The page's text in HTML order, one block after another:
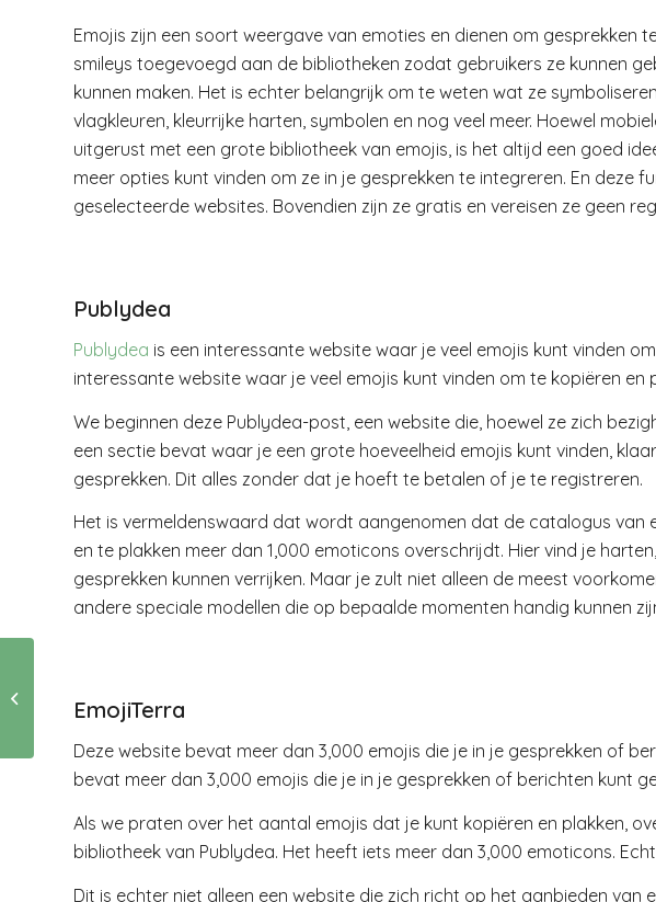
Emojis zijn een soort weergave van emoties en dienen om gesprekken
smileys toegevoegd aan de bibliotheken zodat gebruikers ze kunnen
kunnen maken. Het is echter belangrijk om te weten wat ze
vlagkleuren, kleurrijke harten, symbolen en nog veel meer. Hoewel
uitgerust met een grote bibliotheek van emojis, is het altijd een goed
meer opties kunt vinden om ze in je gesprekken te integreren. En deze
geselecteerde websites. Bovendien zijn ze gratis en vereisen ze geen
Publydea
Publydea is een interessante website waar je veel emojis kunt vinden
interessante website waar je veel emojis kunt vinden om te kopiëren en
We beginnen deze Publydea-post, een website die, hoewel ze zich
een sectie bevat waar je een grote hoeveelheid emojis kunt vinden,
gesprekken. Dit alles zonder dat je hoeft te betalen of je te registreren.
Het is vermeldenswaard dat wordt aangenomen dat de catalogus van
en te plakken meer dan 1,000 emoticons overschrijdt. Hier vind je
gesprekken kunnen verrijken. Maar je zult niet alleen de meest
andere speciale modellen die op bepaalde momenten handig kunnen
EmojiTerra
Deze website bevat meer dan 3,000 emojis die je in je gesprekken of
bevat meer dan 3,000 emojis die je in je gesprekken of berichten kunt
Als we praten over het aantal emojis dat je kunt kopiëren en plakken,
bibliotheek van Publydea. Het heeft iets meer dan 3,000 emoticons.
Dit is echter niet alleen een website die zich richt op het aanbieden van
kampeertrip met